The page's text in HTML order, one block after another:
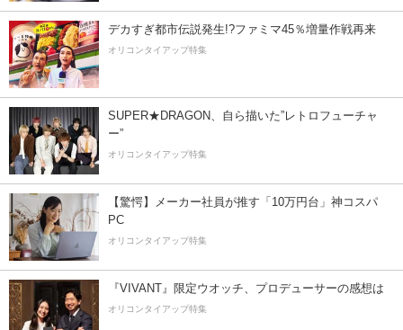
デカすぎ都市伝説発生!?ファミマ45％増量作戦再来
オリコンタイアップ特集
SUPER★DRAGON、自ら描いた”レトロフューチャ
ー”
オリコンタイアップ特集
【驚愕】メーカー社員が推す「10万円台」神コスパ
PC
オリコンタイアップ特集
『VIVANT』限定ウオッチ、プロデューサーの感想は
オリコンタイアップ特集